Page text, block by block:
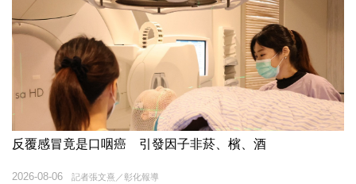
反覆感冒竟是口咽癌 引發因子非菸、檳、酒
記者張文熹／彰化報導
2026-08-06